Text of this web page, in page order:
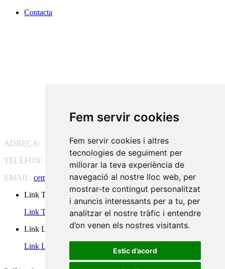
Fem servir cookies
Fem servir cookies i altres
tecnologies de seguiment per
millorar la teva experiència de
navegació al nostre lloc web, per
mostrar-te contingut personalitzat
i anuncis interessants per a tu, per
analitzar el nostre tràfic i entendre
d’on venen els nostres visitants.
Estic d’acord
Contacta
ADREÇA:
Pg. Vall d'Hebron, 119-129, 08035 Barcelona
TELÈFON:
93 175 15 55
EMAIL: cem-cat@cem-cat.org
Link Twitter
Link Twitter
Link Linkedin
Link Linkedin